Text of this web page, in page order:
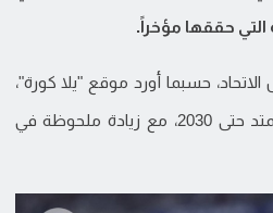
التي حققها مؤخراً.
حسبما أورد موقع "يلا كورة"،
عن بنود العقد الجديد الذي يمتد حتى 2030، مع زيادة ملحوظة في